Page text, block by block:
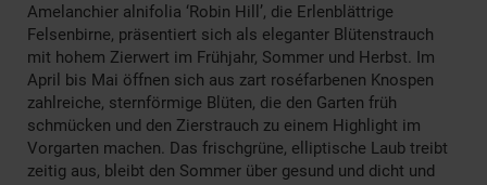
Amelanchier alnifolia ‘Robin Hill’, die Erlenblättrige
Felsenbirne, präsentiert sich als eleganter Blütenstrauch
mit hohem Zierwert im Frühjahr, Sommer und Herbst. Im
April bis Mai öffnen sich aus zart roséfarbenen Knospen
zahlreiche, sternförmige Blüten, die den Garten früh
schmücken und den Zierstrauch zu einem Highlight im
Vorgarten machen. Das frischgrüne, elliptische Laub treibt
zeitig aus, bleibt den Sommer über gesund und dicht und